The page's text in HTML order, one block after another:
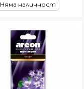
Няма наличност